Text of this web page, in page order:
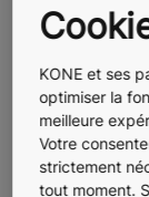
KONE et ses
optimiser la
meilleure
Votre
strictement
tout moment.